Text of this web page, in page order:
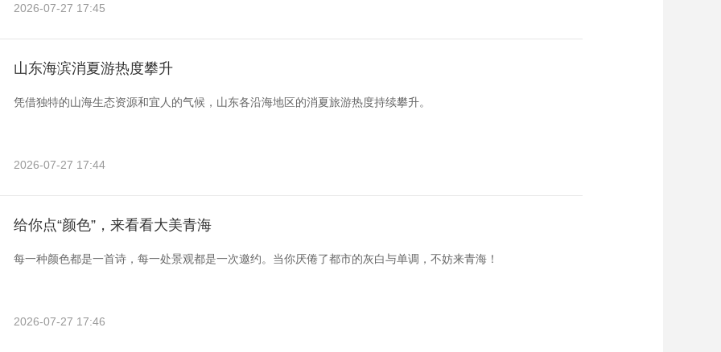
2026-07-27 17:45
山东海滨消夏游热度攀升
凭借独特的山海生态资源和宜人的气候，山东各沿海地区的消夏旅游热度持续攀升。
2026-07-27 17:44
给你点“颜色”，来看看大美青海
每一种颜色都是一首诗，每一处景观都是一次邀约。当你厌倦了都市的灰白与单调，不妨来青海！
2026-07-27 17:46